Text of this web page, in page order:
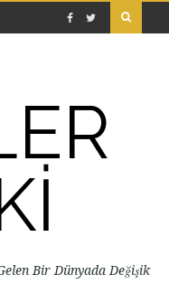
Bir Dünyada Değişik